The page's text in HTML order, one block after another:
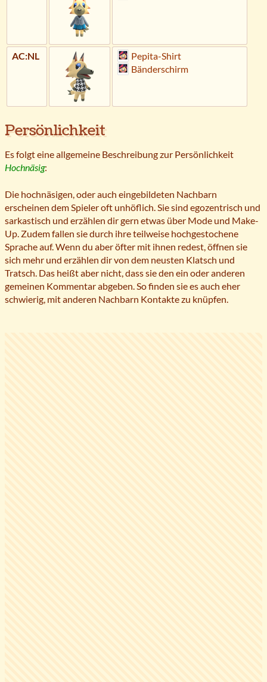
AC:NL
Pepita-Shirt
Bänderschirm
Persönlichkeit
Es folgt eine allgemeine Beschreibung zur Persönlichkeit
Hochnäsig:
Die hochnäsigen, oder auch eingebildeten Nachbarn
erscheinen dem Spieler oft unhöflich. Sie sind egozentrisch und
sarkastisch und erzählen dir gern etwas über Mode und Make-
Up. Zudem fallen sie durch ihre teilweise hochgestochene
Sprache auf. Wenn du aber öfter mit ihnen redest, öffnen sie
sich mehr und erzählen dir von dem neusten Klatsch und
Tratsch. Das heißt aber nicht, dass sie den ein oder anderen
gemeinen Kommentar abgeben. So finden sie es auch eher
schwierig, mit anderen Nachbarn Kontakte zu knüpfen.